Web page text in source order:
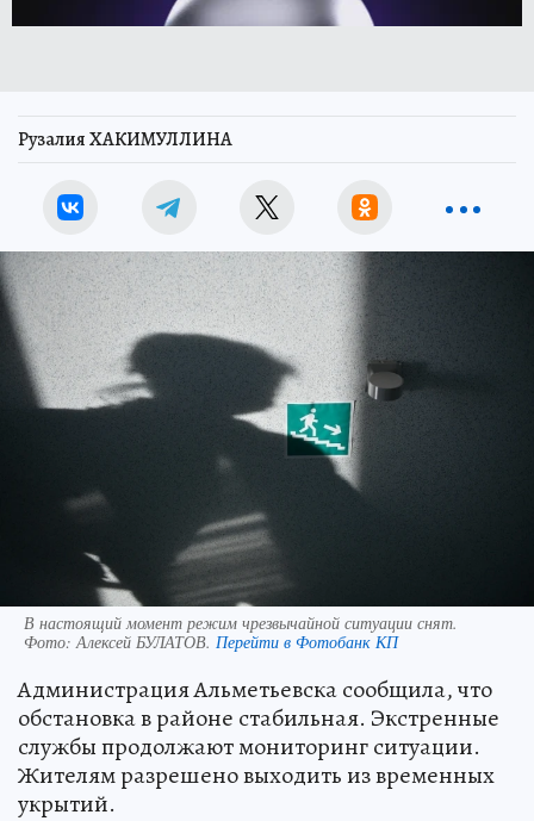
Рузалия ХАКИМУЛЛИНА
В настоящий момент режим чрезвычайной ситуации снят.
Фото: Алексей БУЛАТОВ. Перейти в Фотобанк КП
Администрация Альметьевска сообщила, что
обстановка в районе стабильная. Экстренные
службы продолжают мониторинг ситуации.
Жителям разрешено выходить из временных
укрытий.